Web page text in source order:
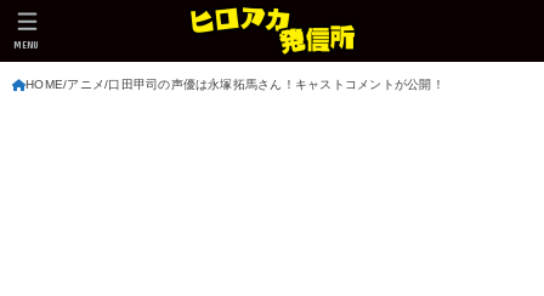
MENU
HOME アニメ 口田甲司の声優は永塚拓馬さん！キャストコメントが公開！